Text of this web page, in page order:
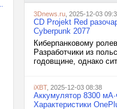
3Dnews.ru , 2025-12-03
CD Projekt Red
Cyberpunk 2077
Киберпанковому
Разработчики из
годовщине, однако
iXBT, 2025-12-03 08:38
Аккумулятор 8300
Характеристики